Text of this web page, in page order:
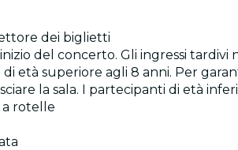
dei biglietti
del concerto. Gli ingressi tardivi
di età superiore agli 8 anni. Per
la sala. I partecipanti di età
a rotelle